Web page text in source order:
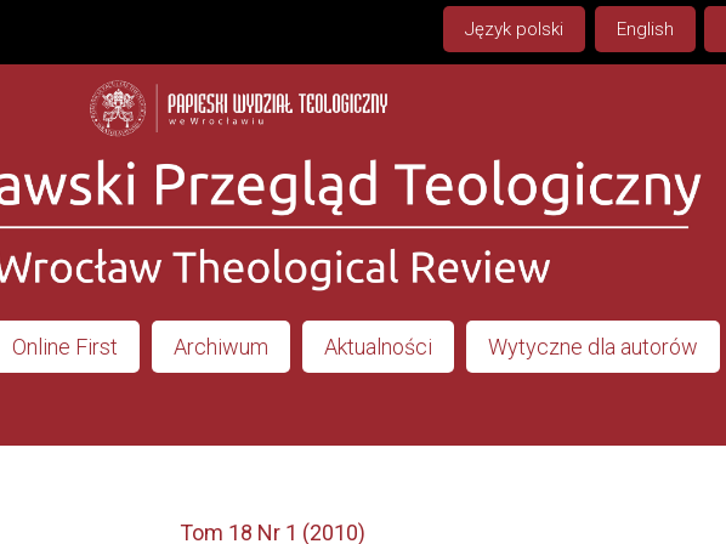
Język polski English
Online First Archiwum Aktualności Wytyczne dla autorów
Tom 18 Nr 1 (2010)